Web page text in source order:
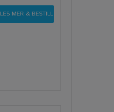
LES MER & BESTILL